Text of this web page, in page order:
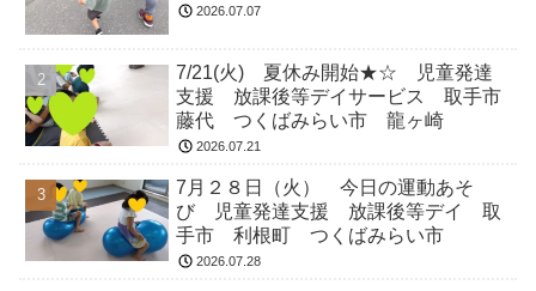
2026.07.07
7/21(火) 夏休み開始★☆ 児童発達
支援 放課後等デイサービス 取手市
藤代 つくばみらい市 龍ヶ崎
2026.07.21
7月２８日（火） 今日の運動あそ
び 児童発達支援 放課後等デイ 取
手市 利根町 つくばみらい市
2026.07.28